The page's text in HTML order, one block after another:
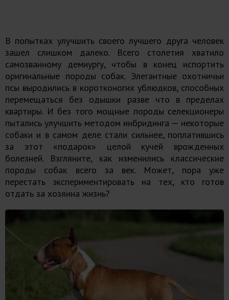
В попытках улучшить своего лучшего друга человек
зашел слишком далеко. Всего столетия хватило
самозванному демиургу, чтобы в конец испортить
оригинальные породы собак. Элегантные охотничьи
псы выродились в коротконогих ублюдков, способных
перемещаться без одышки разве что в пределах
квартиры. И без того мощные породы селекционеры
пытались улучшить методом инбридинга — некоторые
собаки и в самом деле стали сильнее, поплатившись
за этот «подарок» целой кучей врожденных
болезней. Взгляните, как изменились классические
породы собак всего за век. Может, пора уже
перестать экспериментировать на тех, кто готов
отдать за хозяина жизнь?